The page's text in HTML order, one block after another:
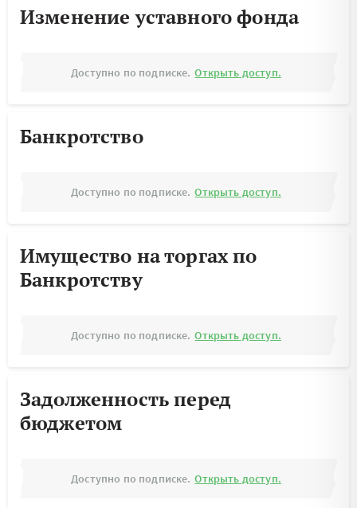
Изменение уставного фонда
Доступно по подписке. Открыть доступ.
Банкротство
Доступно по подписке. Открыть доступ.
Имущество на торгах по
Банкротству
Доступно по подписке. Открыть доступ.
Задолженность перед
бюджетом
Доступно по подписке. Открыть доступ.